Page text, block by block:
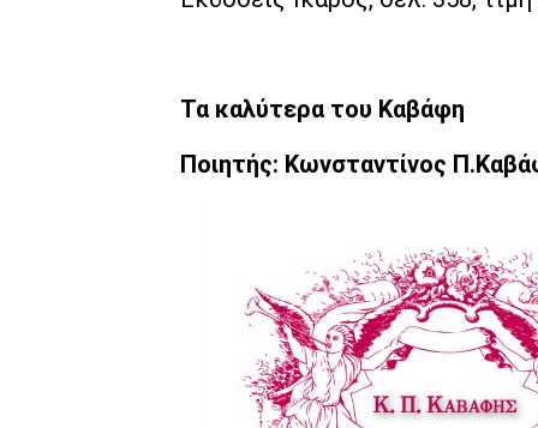
Τα καλύτερα του Καβάφη
Ποιητής: Κωνσταντίνος